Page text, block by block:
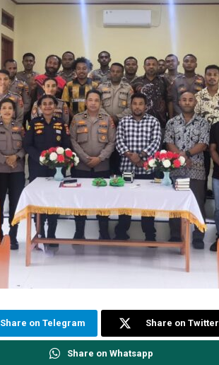
Share on Telegram Share on Twitter
Share on Whatsapp